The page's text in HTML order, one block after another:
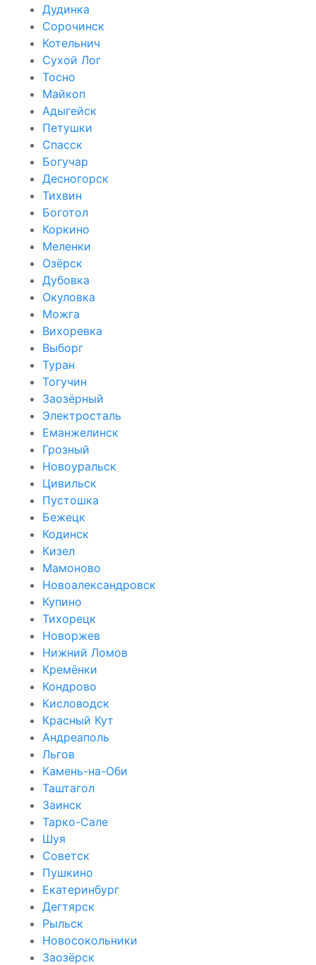
Дудинка
Сорочинск
Котельнич
Сухой Лог
Тосно
Майкоп
Адыгейск
Петушки
Спасск
Богучар
Десногорск
Тихвин
Боготол
Коркино
Меленки
Озёрск
Дубовка
Окуловка
Можга
Вихоревка
Выборг
Туран
Тогучин
Заозёрный
Электросталь
Еманжелинск
Грозный
Новоуральск
Цивильск
Пустошка
Бежецк
Кодинск
Кизел
Мамоново
Новоалександровск
Купино
Тихорецк
Новоржев
Нижний Ломов
Кремёнки
Кондрово
Кисловодск
Красный Кут
Андреаполь
Льгов
Камень-на-Оби
Таштагол
Заинск
Тарко-Сале
Шуя
Советск
Пушкино
Екатеринбург
Дегтярск
Рыльск
Новосокольники
Заозёрск